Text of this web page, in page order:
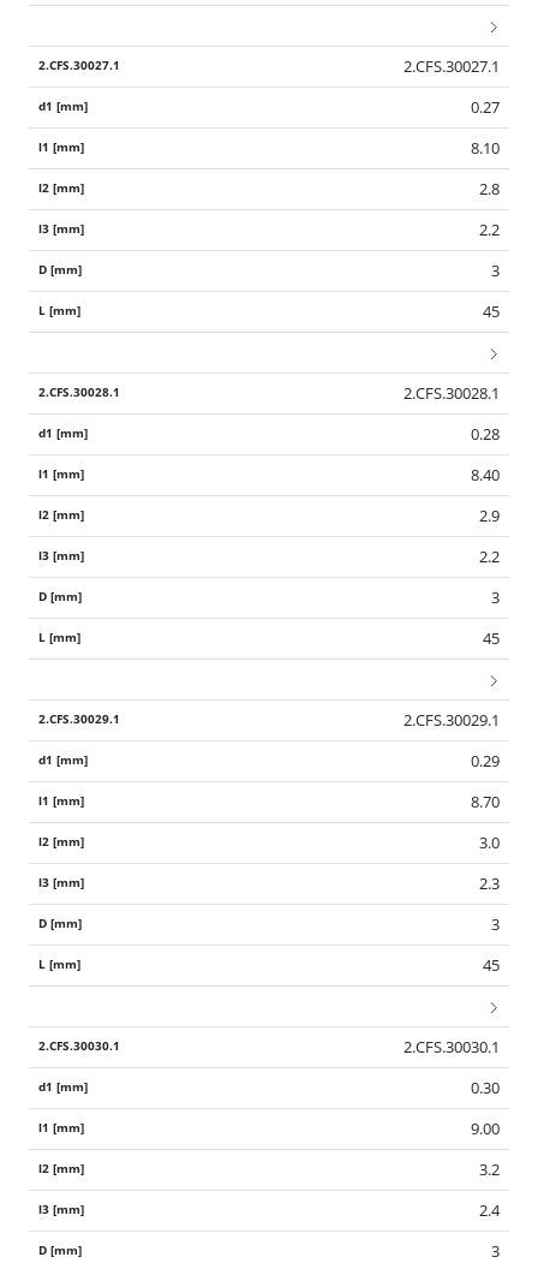
2.CFS.30027.1
0.27
8.10
2.8
2.2
3
45
2.CFS.30028.1
0.28
8.40
2.9
2.2
3
45
2.CFS.30029.1
0.29
8.70
3.0
2.3
3
45
2.CFS.30030.1
0.30
9.00
3.2
2.4
3